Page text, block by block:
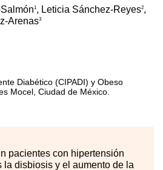
1, Leticia Sánchez-Reyes2,
Arenas3
Diabético (CIPADI) y Obeso
Mocel, Ciudad de México.
pacientes con hipertensión
la disbiosis y el aumento de la